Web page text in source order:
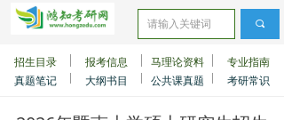
真题笔记 大纲书目 公共课真题 考研常识
招生目录 报考信息 马理论资料 专业指南
끠